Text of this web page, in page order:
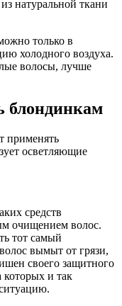
натуральной ткани
только в
холодного воздуха.
волосы, лучше
блондинкам
применять
осветляющие
средств
очищением волос.
тот самый
вымыт от грязи,
своего защитного
которых и так